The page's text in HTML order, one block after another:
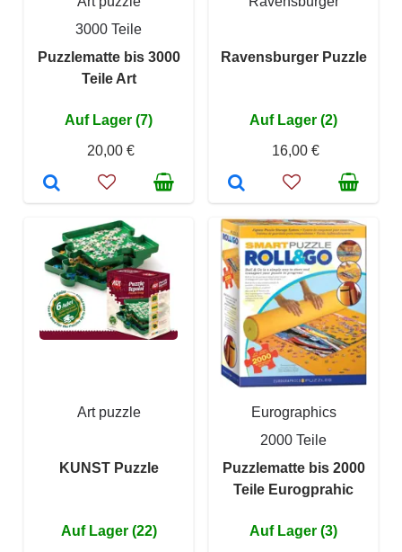
3000 Teile
Puzzlematte bis 3000
Teile Art
Auf Lager (7)
20,00 €
Ravensburger Puzzle
Auf Lager (2)
16,00 €
Art puzzle
KUNST Puzzle
Auf Lager (22)
Eurographics
2000 Teile
Puzzlematte bis 2000
Teile Eurogprahic
Auf Lager (3)